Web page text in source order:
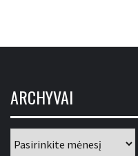
ARCHYVAI